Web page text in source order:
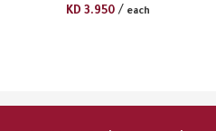
KD 3.950 / each